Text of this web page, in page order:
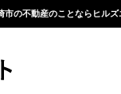
市の不動産のことならヒルズ